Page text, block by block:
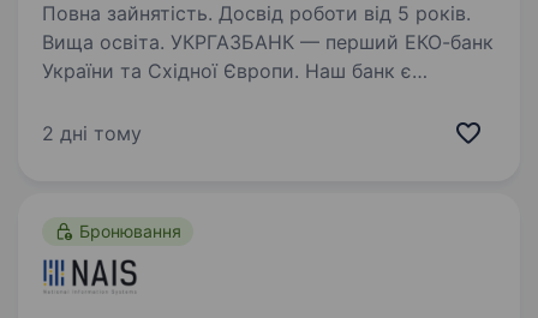
Повна зайнятість. Досвід роботи від 5 років.
Вища освіта. УКРГАЗБАНК — перший ЕКО-банк
України та Східної Європи. Наш банк є
фінансуванні — з 2016 року профінансовано
2 дні тому
Бронювання